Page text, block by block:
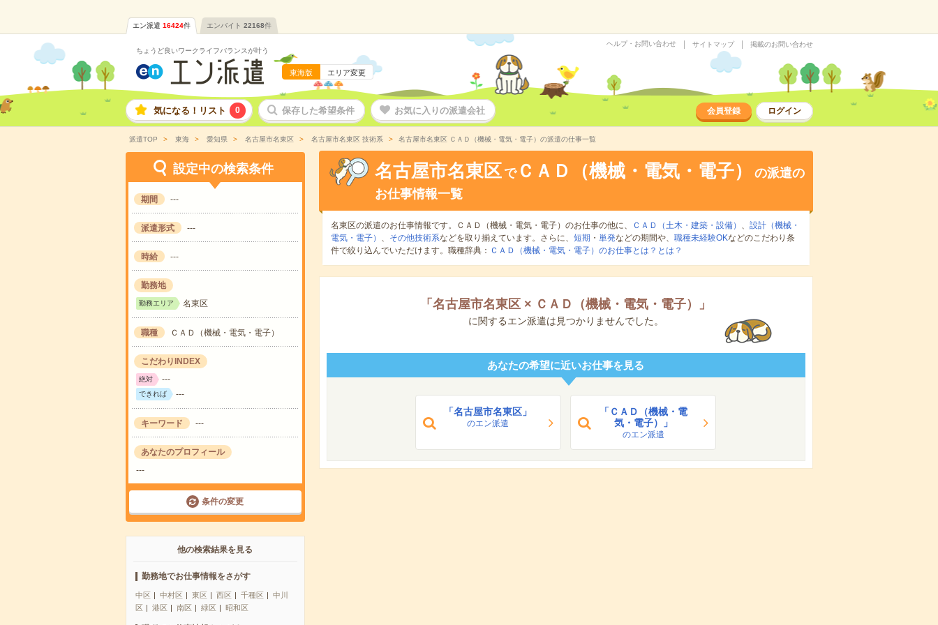
エン派遣 16424件 エンバイト 22168件
ちょうど良いワークライフバランスが叶う
東海版 エリア変更
ヘルプ・お問い合わせ サイトマップ 掲載のお問い合わせ
気になる！リスト 0 保存した希望条件 お気に入りの派遣会社 会員登録 ログイン
派遣TOP 東海 愛知県 名古屋市名東区 名古屋市名東区 技術系 名古屋市名東区 ＣＡＤ（機械・電気・電子）の派遣の仕事一覧
設定中の検索条件
期間 ---
派遣形式 ---
時給 ---
勤務地
勤務エリア 名東区
職種 ＣＡＤ（機械・電気・電子）
こだわりINDEX
絶対 ---
できれば ---
キーワード ---
あなたのプロフィール
---
条件の変更
他の検索結果を見る
勤務地でお仕事情報をさがす
中区 中村区 東区 西区 千種区
中川
区
港区 南区 緑区 昭和区
名古屋市名東区 でＣＡＤ（機械・電気・電子）
の派遣の
お仕事情報一覧
名東区の派遣のお仕事情報です。ＣＡＤ（機械・電気・電子）のお仕事の他に、 ＣＡＤ（土木・建築・設備） 、 設計（機械・
電気・電子） 、 その他技術系などを取り揃えています。さらに、 短期 ・ 単発などの期間や、 職種未経験OKなどのこだわり条
件で絞り込んでいただけます。職種辞典： ＣＡＤ（機械・電気・電子）のお仕事とは？とは？
「 名古屋市名東区 × ＣＡＤ（機械・電気・電子） 」
に関するエン派遣は見つかりませんでした。
あなたの希望に近いお仕事を見る
「名古屋市名東区」
のエン派遣
「ＣＡＤ（機械・電
気・電子）」
のエン派遣